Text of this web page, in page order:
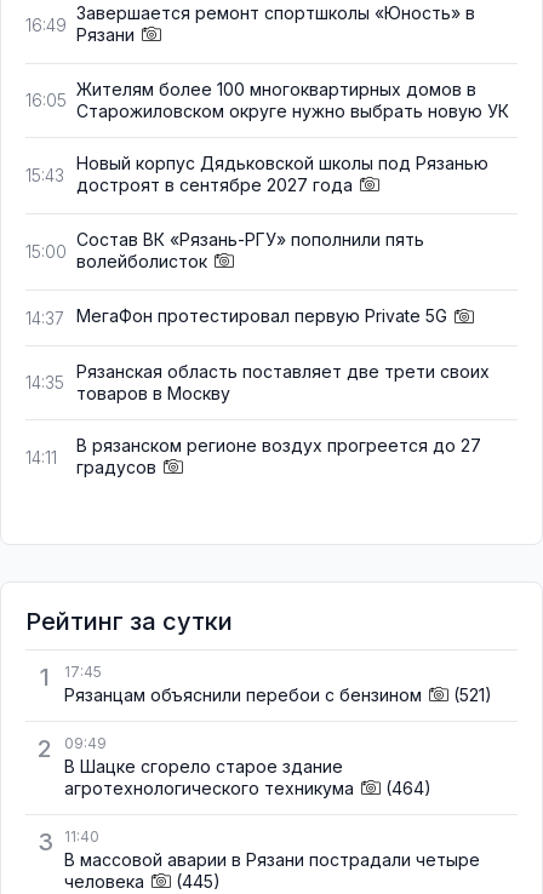
16:49
Завершается ремонт спортшколы «Юность» в
Рязани
16:05
Жителям более 100 многоквартирных домов в
Старожиловском округе нужно выбрать новую УК
15:43
Новый корпус Дядьковской школы под Рязанью
достроят в сентябре 2027 года
15:00
Состав ВК «Рязань-РГУ» пополнили пять
волейболисток
14:37 МегаФон протестировал первую Private 5G
14:35
Рязанская область поставляет две трети своих
товаров в Москву
14:11
В рязанском регионе воздух прогреется до 27
градусов
Рейтинг за сутки
1
17:45
Рязанцам объяснили перебои с бензином (521)
2 09:49
В Шацке сгорело старое здание
агротехнологического техникума
(464)
3 11:40
В массовой аварии в Рязани пострадали четыре
человека
(445)